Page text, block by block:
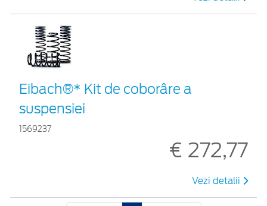
Eibach®* Kit de coborâre a
suspensiei
1569237
€ 272,77
Vezi detalii